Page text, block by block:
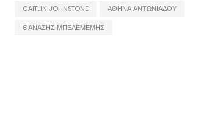
CAITLIN JOHNSTONE
ΑΘΗΝΑ ΑΝΤΩΝΙΑΔΟΥ
ΘΑΝΑΣΗΣ ΜΠΕΛΕΜΕΜΗΣ